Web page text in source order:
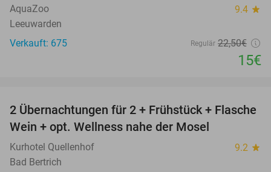
AquaZoo 9.4 star
Leeuwarden
Verkauft: 675
Regulär 22,50€
15€
29%
2 Übernachtungen für 2 + Frühstück + Flasche
Wein + opt. Wellness nahe der Mosel
Kurhotel Quellenhof 9.2 star
Bad Bertrich